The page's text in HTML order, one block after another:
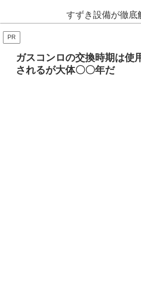
すずき設備が徹底
PR
ガスコンロの交換時期は使
されるが大体〇〇年だ